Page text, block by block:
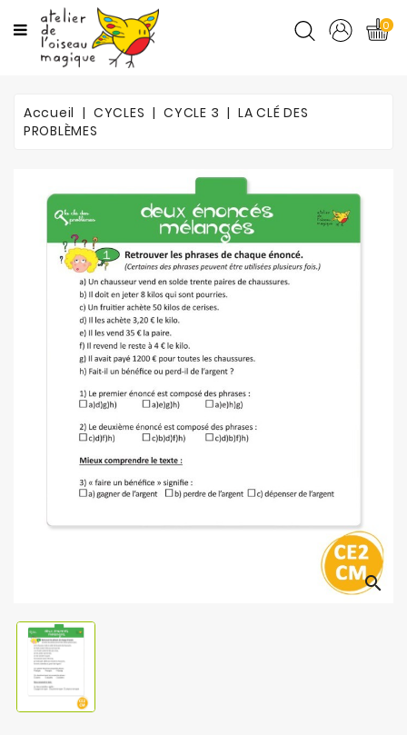
CATÉGORIES
MATIÈRES
PROMOTIONS
0
Accueil CYCLES CYCLE 3
LA CLÉ DES
PROBLÈMES
search